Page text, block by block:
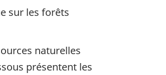
sur les forêts
naturelles
présentent les